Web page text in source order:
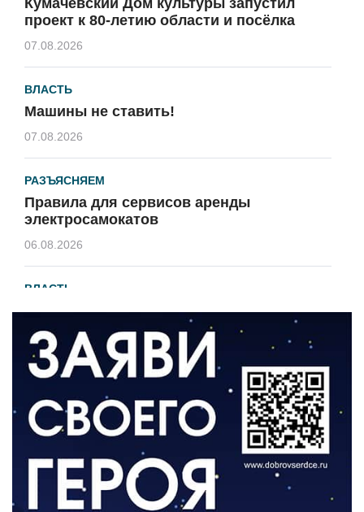
проект к 80-летию области и посёлка
07.08.2026
ВЛАСТЬ
Машины не ставить!
07.08.2026
РАЗЪЯСНЯЕМ
Правила для сервисов аренды
электросамокатов
06.08.2026
ВЛАСТЬ
В 2026 году установят 16 станций
водоподготовки в посёлках области
06.08.2026
ВЛАСТЬ
Новый учебный год и готовность к
отопительному сезону
06.08.2026
РАЗЪЯСНЯЕМ